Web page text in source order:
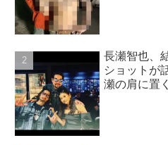
長瀬智也、
ショットが
瀬の肩に置